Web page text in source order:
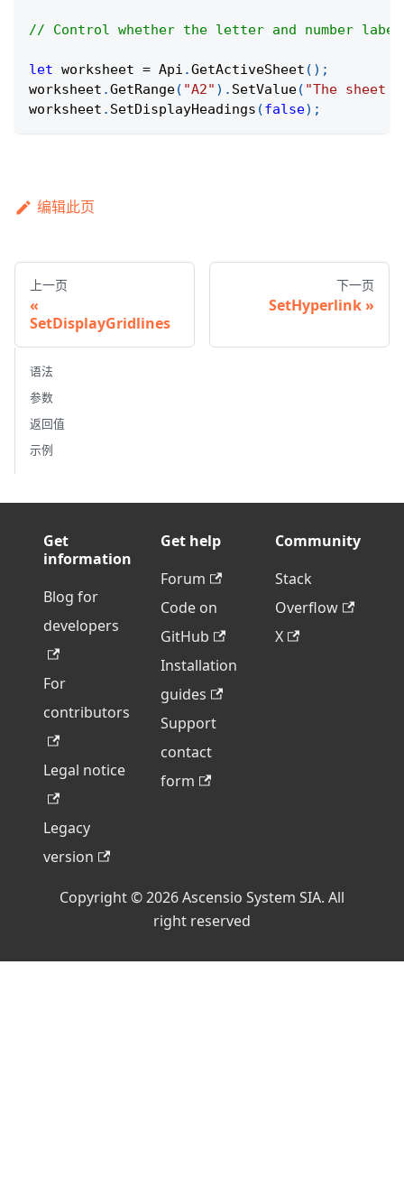
// Control whether the letter and number
let worksheet = Api .GetActiveSheet ( ) ;
worksheet .GetRange( "A2" ) . SetValue( "The sheet
worksheet . SetDisplayHeadings (false) ;
编辑此页
上一页
SetDisplayGridlines
下一页
SetHyperlink
语法
参数
返回值
示例
Get
information
Blog for
developers
For
contributors
Legal notice
Legacy
version
Get help
Forum
Code on
GitHub
Installation
guides
Support
contact
form
Community
Stack
Overflow
X
Copyright © 2026 Ascensio System SIA. All
right reserved